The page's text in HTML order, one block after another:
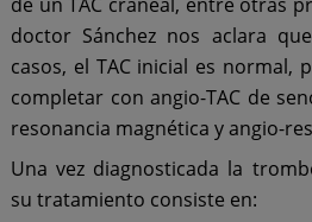
doctor Sánchez nos aclara
casos, el TAC inicial es normal,
completar con angio-TAC de
resonancia magnética y angio-
Una vez diagnosticada la
su tratamiento consiste en: